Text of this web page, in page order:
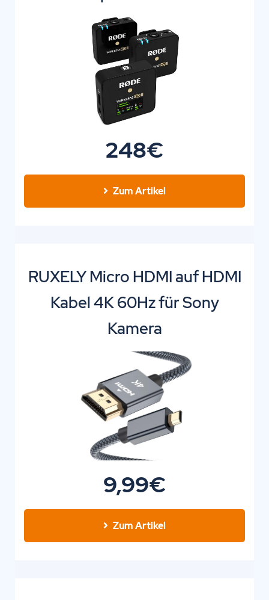
248€
Zum Artikel
RUXELY Micro HDMI auf HDMI
Kabel 4K 60Hz für Sony
Kamera
9,99€
Zum Artikel